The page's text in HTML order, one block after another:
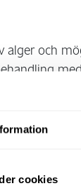
cookies
alger och
innan